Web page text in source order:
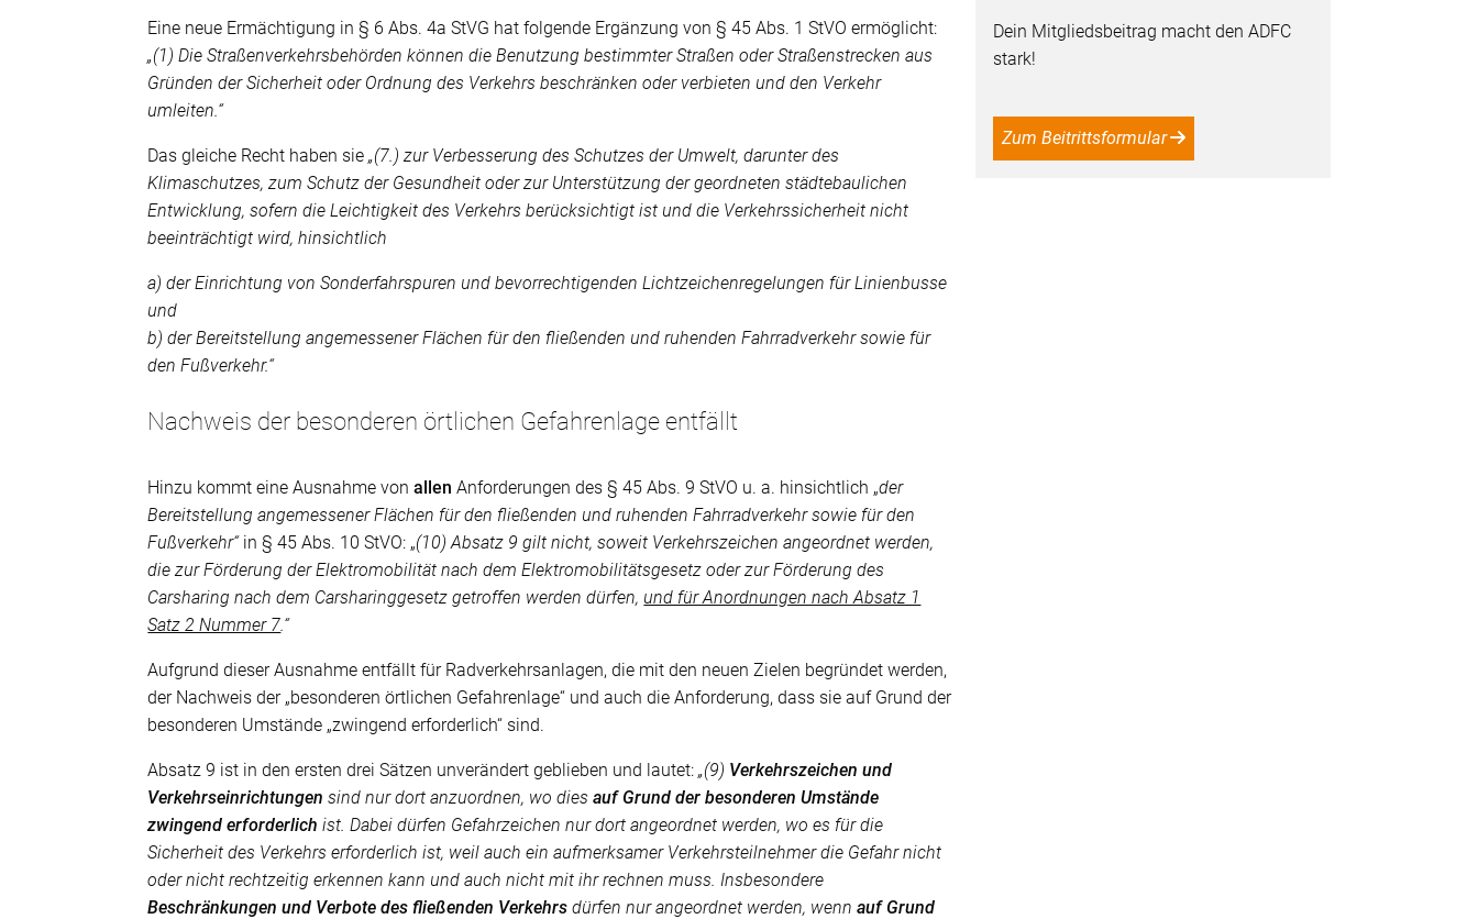
Dein Mitgliedsbeitrag macht den ADFC
stark!
Zum Beitrittsformular
Eine neue Ermächtigung in § 6 Abs. 4a StVG hat folgende Ergänzung von § 45 Abs. 1 StVO ermöglicht:
„(1) Die Straßenverkehrsbehörden können die Benutzung bestimmter Straßen oder Straßenstrecken aus
Gründen der Sicherheit oder Ordnung des Verkehrs beschränken oder verbieten und den Verkehr
umleiten.“
Das gleiche Recht haben sie„(7.) zur Verbesserung des Schutzes der Umwelt, darunter des
Klimaschutzes, zum Schutz der Gesundheit oder zur Unterstützung der geordneten städtebaulichen
Entwicklung, sofern die Leichtigkeit des Verkehrs berücksichtigt ist und die Verkehrssicherheit nicht
beeinträchtigt wird, hinsichtlich
a) der Einrichtung von Sonderfahrspuren und bevorrechtigenden Lichtzeichenregelungen für Linienbusse
und
b) der Bereitstellung angemessener Flächen für den fließenden und ruhenden Fahrradverkehr sowie für
den Fußverkehr.“
Nachweis der besonderen örtlichen Gefahrenlage entfällt
Hinzu kommt eine Ausnahme vonallen Anforderungen des § 45 Abs. 9 StVO u. a. hinsichtlich „der
Bereitstellung angemessener Flächen für den fließenden und ruhenden Fahrradverkehr sowie für den
Fußverkehr“in § 45 Abs. 10 StVO: „(10) Absatz 9 gilt nicht, soweit Verkehrszeichen angeordnet werden,
die zur Förderung der Elektromobilität nach dem Elektromobilitätsgesetz oder zur Förderung des
Carsharing nach dem Carsharinggesetz getroffen werden dürfen, und für Anordnungen nach Absatz 1
Satz 2 Nummer 7.“
Aufgrund dieser Ausnahme entfällt für Radverkehrsanlagen, die mit den neuen Zielen begründet werden,
der Nachweis der „besonderen örtlichen Gefahrenlage“ und auch die Anforderung, dass sie auf Grund der
besonderen Umstände „zwingend erforderlich“ sind.
Absatz 9 ist in den ersten drei Sätzen unverändert geblieben und lautet:„(9) Verkehrszeichen und
Verkehrseinrichtungensind nur dort anzuordnen, wo diesauf Grund der besonderen Umstände
zwingend erforderlichist. Dabei dürfen Gefahrzeichen nur dort angeordnet werden, wo es für die
Sicherheit des Verkehrs erforderlich ist, weil auch ein aufmerksamer Verkehrsteilnehmer die Gefahr nicht
oder nicht rechtzeitig erkennen kann und auch nicht mit ihr rechnen muss. Insbesondere
Beschränkungen und Verbote des fließenden Verkehrsdürfen nur angeordnet werden, wennauf Grund